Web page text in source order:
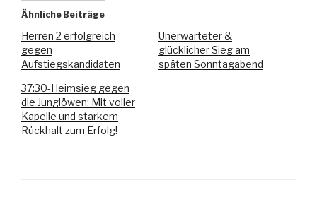
Ähnliche Beiträge
Herren 2 erfolgreich
gegen
Aufstiegskandidaten
Unerwarteter &
glücklicher Sieg am
späten Sonntagabend
37:30-Heimsieg gegen
die Junglöwen: Mit voller
Kapelle und starkem
Rückhalt zum Erfolg!